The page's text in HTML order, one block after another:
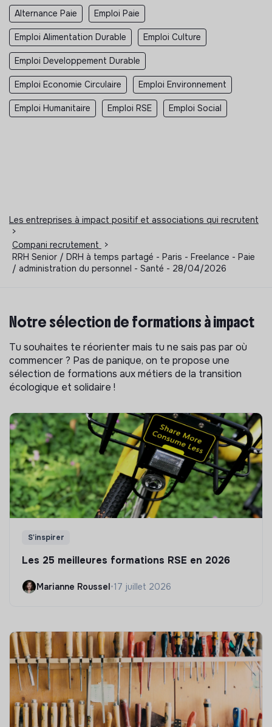
Alternance Paie Emploi Paie
Emploi Alimentation Durable Emploi Culture
Emploi Developpement Durable
Emploi Economie Circulaire Emploi Environnement
Emploi Humanitaire Emploi RSE Emploi Social
Les entreprises à impact positif et associations qui recrutent
>
Compani recrutement
>
RRH Senior / DRH à temps partagé - Paris - Freelance - Paie
/ administration du personnel - Santé - 28/04/2026
Notre sélection de formations à impact
Tu souhaites te réorienter mais tu ne sais pas par où
commencer ? Pas de panique, on te propose une
sélection de formations aux métiers de la transition
écologique et solidaire !
S'inspirer
Les 25 meilleures formations RSE en 2026
Marianne Roussel•17 juillet 2026